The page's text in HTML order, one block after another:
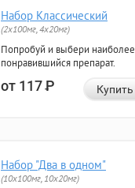
Набор Классический
(2x100мг, 4x20мг)
Попробуй и выбери наиболее
понравившийся препарат.
от 117Р Купить
Набор "Два в одном"
(10x100мг, 10x20мг)